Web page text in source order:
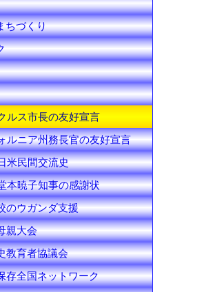
ちづくり
ルス市長の友好宣言
ルニア州務長官の友好宣言
米民間交流史
本暁子知事の感謝状
のウガンダ支援
親大会
教育者協議会
存全国ネットワーク